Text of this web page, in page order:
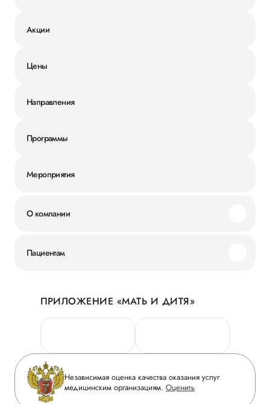
Акции
Цены
Направления
Программы
Мероприятия
О компании
Новости
Руководство
Сотрудничество
Инвесторам
Журнал «Мать и дитя»
Пациентам
Личный кабинет
Персональные данные
Горячая линия качества
Вопрос-ответ
Приложение пациента
ПРИЛОЖЕНИЕ «МАТЬ И ДИТЯ»
Независимая оценка качества оказания услуг
медицинским организациям. Оценить